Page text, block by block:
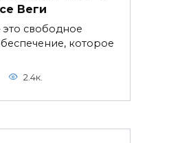
Веги
свободное
которое
2.4к.